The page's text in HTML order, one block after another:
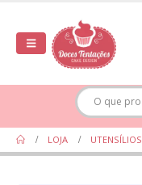
LOJA UTENSÍLIOS